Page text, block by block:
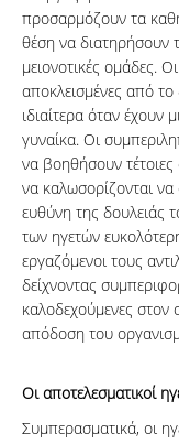
προσαρμόζουν τα
θέση να διατηρήσουν
μειονοτικές ομάδες.
αποκλεισμένες από
ιδιαίτερα όταν έχουν
γυναίκα. Οι
να βοηθήσουν τέτοιες
να καλωσορίζονται
ευθύνη της δουλειάς
των ηγετών
εργαζόμενοι τους
δείχνοντας
καλοδεχούμενες
απόδοση του
Οι αποτελεσματικοί
Συμπερασματικά, οι